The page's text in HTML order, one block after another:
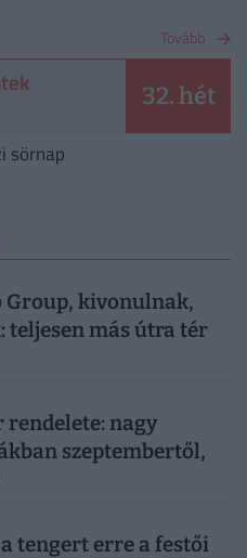
Tovább
32. hét
sörnap
Group, kivonulnak,
teljesen más útra tér
rendelete: nagy
szeptembertől,
tengert erre a festői